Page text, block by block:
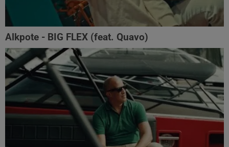
Alkpote - BIG FLEX (feat. Quavo)